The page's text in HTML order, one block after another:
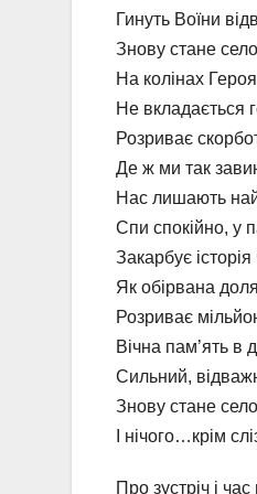
Гинуть Воїни
Знову стане
На колінах Героя
Не вкладається
Розриває
Де ж ми так
Нас лишають
Спи спокійно, у
Закарбує
Як обірвана
Розриває
Вічна пам’ять в
Сильний,
Знову стане
І нічого…крім
Про зустріч і